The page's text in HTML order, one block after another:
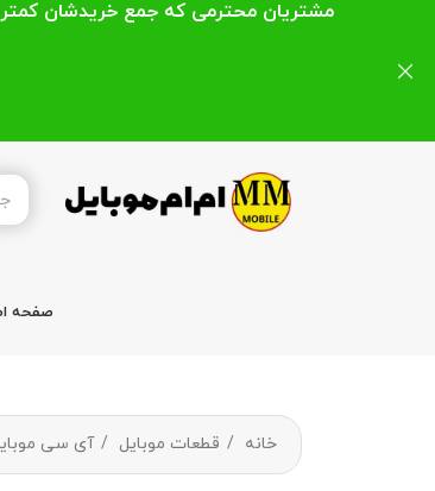
صفحه
خانه قطعات موبایل آی سی